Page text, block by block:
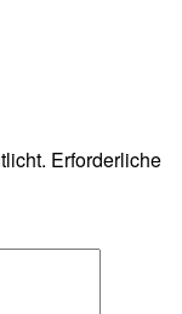
Erforderliche